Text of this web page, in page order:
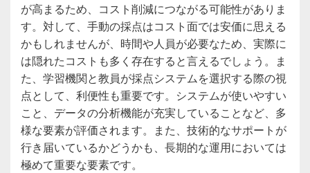
が高まるため、コスト削減につながる可能性がありま
す。対して、手動の採点はコスト面では安価に思える
かもしれませんが、時間や人員が必要なため、実際に
は隠れたコストも多く存在すると言えるでしょう。ま
た、学習機関と教員が採点システムを選択する際の視
点として、利便性も重要です。システムが使いやすい
こと、データの分析機能が充実していることなど、多
様な要素が評価されます。また、技術的なサポートが
行き届いているかどうかも、長期的な運用においては
極めて重要な要素です。